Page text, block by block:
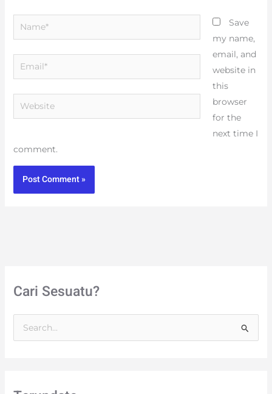
Name*
Email*
Website
Save
my name,
email, and
website in
this
browser
for the
next time I
comment.
Cari Sesuatu?